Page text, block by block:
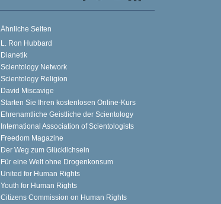
Ähnliche Seiten
L. Ron Hubbard
Dianetik
Scientology Network
Scientology Religion
David Miscavige
Starten Sie Ihren kostenlosen Online-Kurs
Ehrenamtliche Geistliche der Scientology
International Association of Scientologists
Freedom Magazine
Der Weg zum Glücklichsein
Für eine Welt ohne Drogenkonsum
United for Human Rights
Youth for Human Rights
Citizens Commission on Human Rights